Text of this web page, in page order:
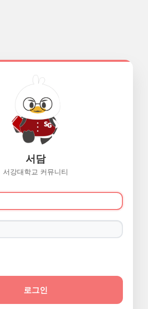
서담
서강대학교 커뮤니티